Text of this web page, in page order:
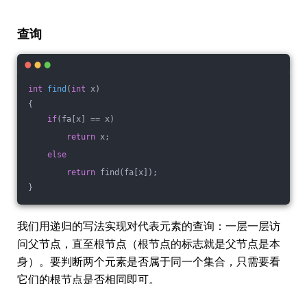
查询
int find ( int x)
{
if(fa[x] == x)
return x;
else
return find(fa[x]);
}
我们用递归的写法实现对代表元素的查询：一层一层访
问父节点，直至根节点（根节点的标志就是父节点是本
身）。要判断两个元素是否属于同一个集合，只需要看
它们的根节点是否相同即可。